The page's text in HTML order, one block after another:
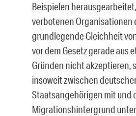
Beispielen
verbotenen Organisationen
grundlegende Gleichheit
vor dem Gesetz gerade aus
Gründen nicht akzeptieren,
insoweit zwischen
Staatsangehörigen mit und
Migrationshintergrund